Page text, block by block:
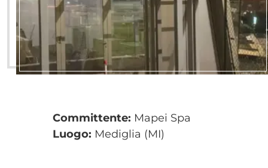
Committente: Mapei Spa
Luogo: Mediglia (MI)